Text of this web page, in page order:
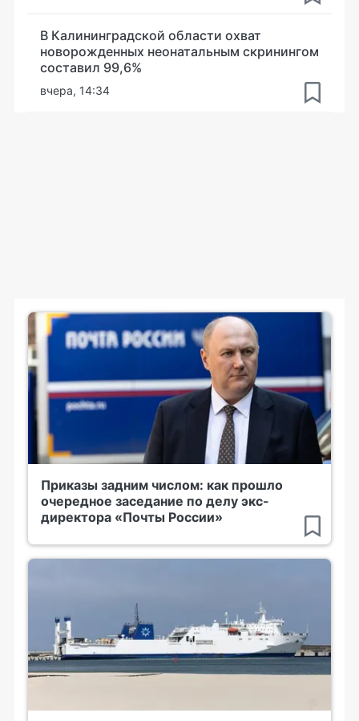
В Калининградской области охват
новорожденных неонатальным скринингом
составил 99,6%
вчера, 14:34
Приказы задним числом: как прошло
очередное заседание по делу экс-
директора «Почты России»